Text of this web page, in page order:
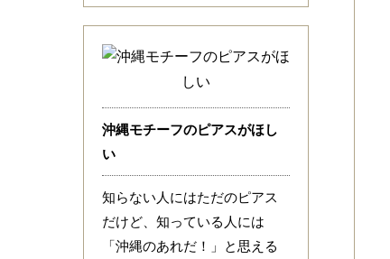
沖縄モチーフのピアスがほし
い
知らない人にはただのピアス
だけど、知っている人には
「沖縄のあれだ！」と思える